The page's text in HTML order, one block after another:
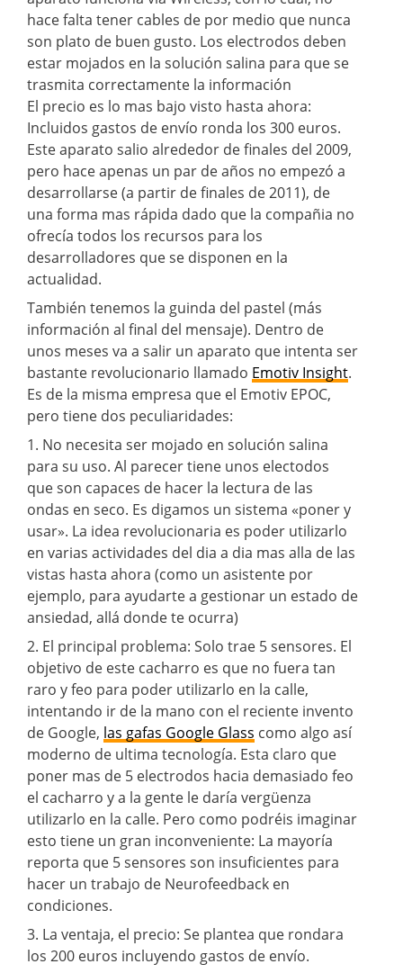
hace falta tener cables de por medio que nunca
son plato de buen gusto. Los electrodos deben
estar mojados en la solución salina para que se
trasmita correctamente la información
El precio es lo mas bajo visto hasta ahora:
Incluidos gastos de envío ronda los 300 euros.
Este aparato salio alrededor de finales del 2009,
pero hace apenas un par de años no empezó a
desarrollarse (a partir de finales de 2011), de
una forma mas rápida dado que la compañia no
ofrecía todos los recursos para los
desarrolladores que se disponen en la
actualidad.
También tenemos la guinda del pastel (más
información al final del mensaje). Dentro de
unos meses va a salir un aparato que intenta ser
bastante revolucionario llamado Emotiv Insight.
Es de la misma empresa que el Emotiv EPOC,
pero tiene dos peculiaridades:
1. No necesita ser mojado en solución salina
para su uso. Al parecer tiene unos electodos
que son capaces de hacer la lectura de las
ondas en seco. Es digamos un sistema «poner y
usar». La idea revolucionaria es poder utilizarlo
en varias actividades del dia a dia mas alla de las
vistas hasta ahora (como un asistente por
ejemplo, para ayudarte a gestionar un estado de
ansiedad, allá donde te ocurra)
2. El principal problema: Solo trae 5 sensores. El
objetivo de este cacharro es que no fuera tan
raro y feo para poder utilizarlo en la calle,
intentando ir de la mano con el reciente invento
de Google, las gafas Google Glass como algo así
moderno de ultima tecnología. Esta claro que
poner mas de 5 electrodos hacia demasiado feo
el cacharro y a la gente le daría vergüenza
utilizarlo en la calle. Pero como podréis imaginar
esto tiene un gran inconveniente: La mayoría
reporta que 5 sensores son insuficientes para
hacer un trabajo de Neurofeedback en
condiciones.
3. La ventaja, el precio: Se plantea que rondara
los 200 euros incluyendo gastos de envío.